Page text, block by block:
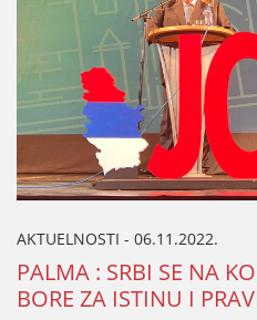
AKTUELNOSTI - 06.11.2022.
PALMA : SRBI SE NA
BORE ZA ISTINU I